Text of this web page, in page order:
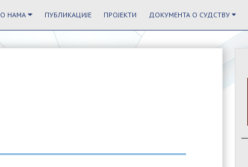
О НАМА ПУБЛИКАЦИЈЕ ПРОЈЕКТИ ДОКУМЕНТА О СУДСТВУ